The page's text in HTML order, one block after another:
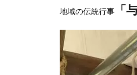
地域の伝統行事 「